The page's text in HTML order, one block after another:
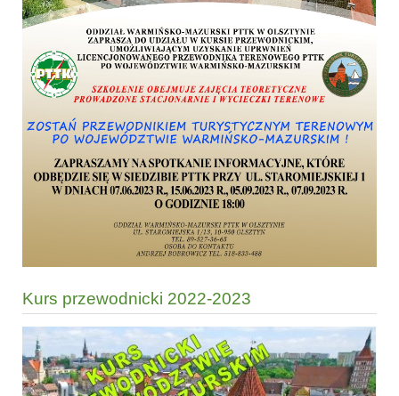
Kurs przewodnicki 2022-2023